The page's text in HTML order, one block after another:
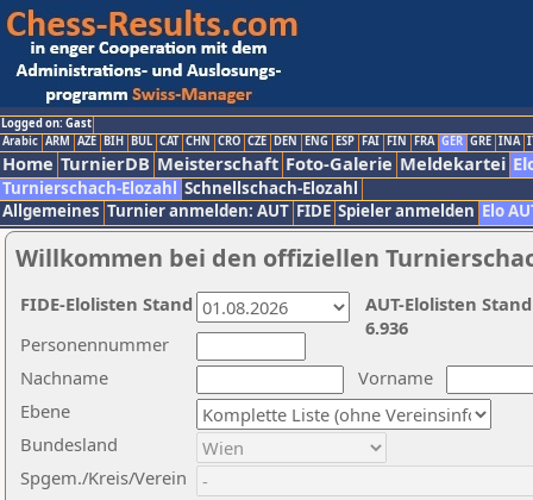
Logged on: Gast
Arabic ARM AZE BIH BUL CAT CHN CRO CZE DEN ENG ESP FAI FIN FRA GER GRE INA
Home TurnierDB Meisterschaft Foto-Galerie Meldekartei
Turnierschach-Elozahl Schnellschach-Elozahl
Allgemeines Turnier anmelden: AUT FIDE Spieler anmelden Elo
Willkommen bei den offiziellen
Nachname
Vorname
Ebene
Personennummer
Bundesland
Spgem./Kreis/Verein
AUT-Elolisten
6.936
FIDE-Elolisten Stand